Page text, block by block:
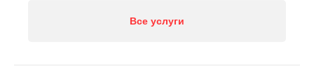
Все услуги